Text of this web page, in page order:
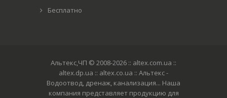
Бесплатно
Альтекс,ЧП © 2008-2026 :: altex.com.ua ::
altex.dp.ua :: altex.co.ua :: Альтекс -
Водоотвод, дренаж, канализация... Наша
компания представляет продукцию для